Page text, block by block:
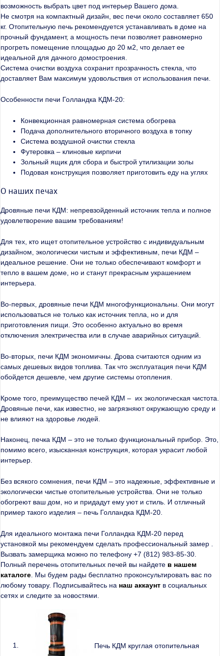
возможность выбрать цвет под интерьер Вашего дома.
Не смотря на компактный дизайн, вес печи около составляет 650
кг. Отопительную печь рекомендуется устанавливать в доме на
прочный фундамент, а мощность печи позволяет равномерно
прогреть помещение площадью до 20 м2, что делает ее
идеальной для дачного домостроения.
Система очистки воздуха сохранит прозрачность стекла, что
доставляет Вам максимум удовольствия от использования печи.
Особенности печи Голландка КДМ-20:
Конвекционная равномерная система обогрева
Подача дополнительного вторичного воздуха в топку
Система воздушной очистки стекла
Футеровка – клиновые кирпичи
Зольный ящик для сбора и быстрой утилизации золы
Подовая конструкция позволяет приготовить еду на углях
О наших печах
Дровяные печи КДМ: непревзойденный источник тепла и полное
удовлетворение вашим требованиям!
Для тех, кто ищет отопительное устройство с индивидуальным
дизайном, экологически чистым и эффективным, печи КДМ –
идеальное решение. Они не только обеспечивают комфорт и
тепло в вашем доме, но и станут прекрасным украшением
интерьера.
Во-первых, дровяные печи КДМ многофункциональны. Они могут
использоваться не только как источник тепла, но и для
приготовления пищи. Это особенно актуально во время
отключения электричества или в случае аварийных ситуаций.
Во-вторых, печи КДМ экономичны. Дрова считаются одним из
самых дешевых видов топлива. Так что эксплуатация печи КДМ
обойдется дешевле, чем другие системы отопления.
Кроме того, преимущество печей КДМ – их экологическая чистота.
Дровяные печи, как известно, не загрязняют окружающую среду и
не влияют на здоровье людей.
Наконец, печка КДМ – это не только функциональный прибор. Это,
помимо всего, изысканная конструкция, которая украсит любой
интерьер.
Без всякого сомнения, печи КДМ – это надежные, эффективные и
экологически чистые отопительные устройства. Они не только
обогреют ваш дом, но и придадут ему уют и стиль. И отличный
пример такого изделия – печь Голландка КДМ-20.
Для идеального монтажа печи Голландка КДМ-20 перед
установкой мы рекомендуем сделать профессиональный замер .
Вызвать замерщика можно по телефону +7 (812) 983-85-30.
Полный перечень отопительных печей вы найдете в нашем
каталоге. Мы будем рады бесплатно проконсультировать вас по
любому товару. Подписывайтесь на наш аккаунт в социальных
сетях и следите за новостями.
Печь КДМ круглая отопительная